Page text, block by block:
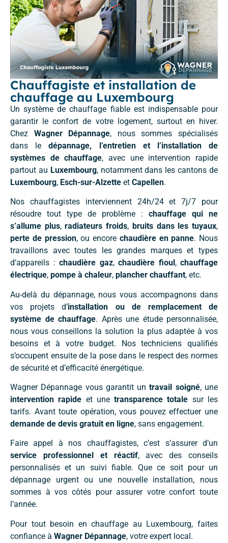
Chauffagiste et installation de
chauffage au Luxembourg
Un système de chauffage fiable est indispensable pour
garantir le confort de votre logement, surtout en hiver.
Chez Wagner Dépannage, nous sommes spécialisés
dans ledépannage, l’entretien et l’installation de
systèmes de chauffage, avec une intervention rapide
partout au Luxembourg, notamment dans les cantons de
Luxembourg, Esch-sur-Alzette et Capellen.
Nos chauffagistes interviennent 24h/24 et 7j/7 pour
résoudre tout type de problème : chauffage qui ne
s’allume plus,radiateurs froids, bruits dans les tuyaux,
perte de pression, ou encore chaudière en panne. Nous
travaillons avec toutes les grandes marques et types
d’appareils : chaudière gaz, chaudière fioul , chauffage
électrique, pompe à chaleur, plancher chauffant, etc.
Au-delà du dépannage, nous vous accompagnons dans
vos projets d’installation ou de remplacement de
système de chauffage. Après une étude personnalisée,
nous vous conseillons la solution la plus adaptée à vos
besoins et à votre budget. Nos techniciens qualifiés
s’occupent ensuite de la pose dans le respect des normes
de sécurité et d’efficacité énergétique.
Wagner Dépannage vous garantit untravail soigné, une
intervention rapide et unetransparence totale sur les
tarifs. Avant toute opération, vous pouvez effectuer une
demande de devis gratuit en ligne, sans engagement.
Faire appel à nos chauffagistes, c’est s’assurer d’un
service professionnel et réactif, avec des conseils
personnalisés et un suivi fiable. Que ce soit pour un
dépannage urgent ou une nouvelle installation, nous
sommes à vos côtés pour assurer votre confort toute
l’année.
Pour tout besoin en chauffage au Luxembourg, faites
confiance à Wagner Dépannage, votre expert local.